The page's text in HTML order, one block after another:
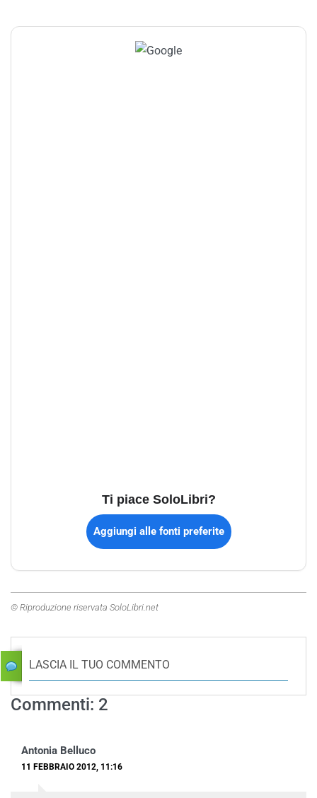
Ti piace SoloLibri?
Aggiungi alle fonti preferite
© Riproduzione riservata SoloLibri.net
LASCIA IL TUO COMMENTO
Commenti: 2
Antonia Belluco
11 FEBBRAIO 2012, 11:16